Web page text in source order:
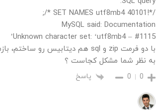
/*!40101 SET NAMES utf8mb4 */;
MySQL said: Documentation
#1115 – Unknown character set: ‘utf8mb4’
با دو فرمت zip و sql هم دیتابیس رو ساختم، بازم همین رو میگه ؟
به نظر شما مشکل کجاست ؟
0
0 پاسخ